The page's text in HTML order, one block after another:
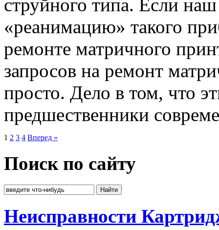
струйного типа. Если
«реанимацию» такого
ремонте матричного
запросов на ремонт
просто. Дело в том, что
предшественники
1 2 3 4 Вперед »
Поиск по сайту
Неисправности